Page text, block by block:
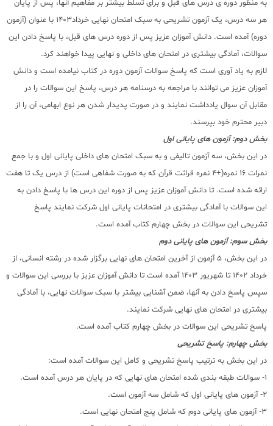
به منظور دوره ی درس های قبل و برای تسلط بیشتر بر مفاهیم آنها، پس از پایان
هر سه درس، یک آزمون تشریحی به سبک امتحان نهایی خرداد1403 با عنوان (آزمون
دوره) آمده است. دانش آموزان عزیز پس از دوره درس های قبل، با پاسخ دادن این
سوالات، آمادگی بیشتری در امتحان های داخلی و نهایی پیدا خواهند کرد.
لازم به یاد آوری است که پاسخ سوالات آزمون دوره در کتاب نیامده است و دانش
آموزان عزیز می توانند با مراجعه به درسنامه هر درس، پاسخ این سوالات را در
مقابل آن سوال یادداشت نمایند و در صورت پدیدار شدن هر نوع ابهامی، آن را از
دبیر محترم خود بپرسند.
بخش دوم: آزمون های پایانی اول
در این بخش، سه آزمون تالیفی و به سبک امتحان های داخلی پایانی اول و با جمع
نمرات 16 نمره(+4 نمره قرائت قرآن که به صورت شفاهی است) از درس یک تا هفت
ارائه شده است. تا دانش آموزان عزیز پس از دوره این درس ها با پاسخ دادن به
این سوالات با آمادگی بیشتری در امتحانات پایانی اول شرکت نمایند پاسخ
تشریحی این سوالات در بخش چهارم کتاب آمده است.
بخش سوم: آزمون های پایانی دوم
در این بخش، 5 آزمون از آخرین امتحان های نهایی برگزار شده در رشته انسانی، از
خرداد 1402 تا شهریور 1403 آمده است تا دانش آموزان عزیز با بررسی این سوالات و
سپس پاسخ دادن به آنها، ضمن آشنایی بیشتر با سبک سوالات نهایی، با آمادگی
بیشتری در امتحان های نهایی شرکت نمایند.
پاسخ تشریحی این سوالات در بخش چهارم کتاب آمده است.
بخش چهارم: پاسخ تشریحی
در این بخش به ترتیب پاسخ تشریحی و کامل این سوالات آمده است:
1- سوالات طبقه بندی شده امتحان های نهایی که در پایان هر درس آمده است.
2- آزمون های پایانی اول که شامل سه آزمون است.
3- آزمون های پایانی دوم که شامل پنج امتحان نهایی است.